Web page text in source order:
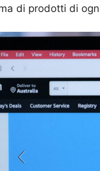
di prodotti di